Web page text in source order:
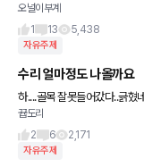
재직중 자산 2억정도에 연봉 3,4천정도 오피스텔에
타이칸 20대후반 부모님
오널이부계
1
13 5,438
자유주제
수리 얼마정도 나올까요
하....골목 잘못들어갔다..긁혔
짜... 얼마정도 나올까요...ㅠㅠ
뀹도리
2
6 2,171
자유주제